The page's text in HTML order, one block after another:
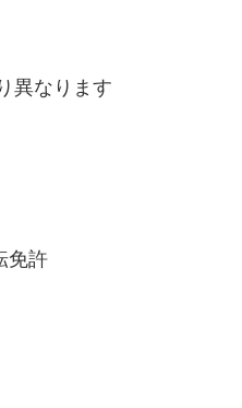
異なります
免許